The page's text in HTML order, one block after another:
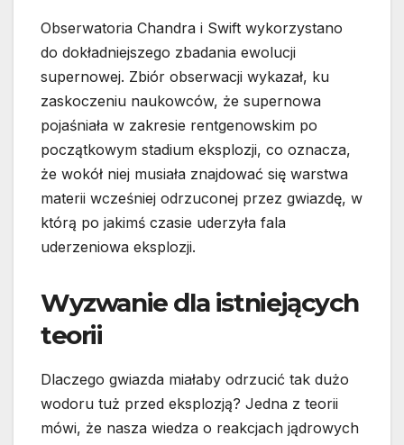
Obserwatoria Chandra i Swift wykorzystano
do dokładniejszego zbadania ewolucji
supernowej. Zbiór obserwacji wykazał, ku
zaskoczeniu naukowców, że supernowa
pojaśniała w zakresie rentgenowskim po
początkowym stadium eksplozji, co oznacza,
że wokół niej musiała znajdować się warstwa
materii wcześniej odrzuconej przez gwiazdę, w
którą po jakimś czasie uderzyła fala
uderzeniowa eksplozji.
Wyzwanie dla istniejących
teorii
Dlaczego gwiazda miałaby odrzucić tak dużo
wodoru tuż przed eksplozją? Jedna z teorii
mówi, że nasza wiedza o reakcjach jądrowych